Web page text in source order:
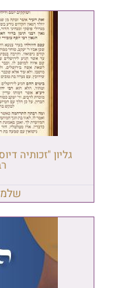
גליון "זכותיה